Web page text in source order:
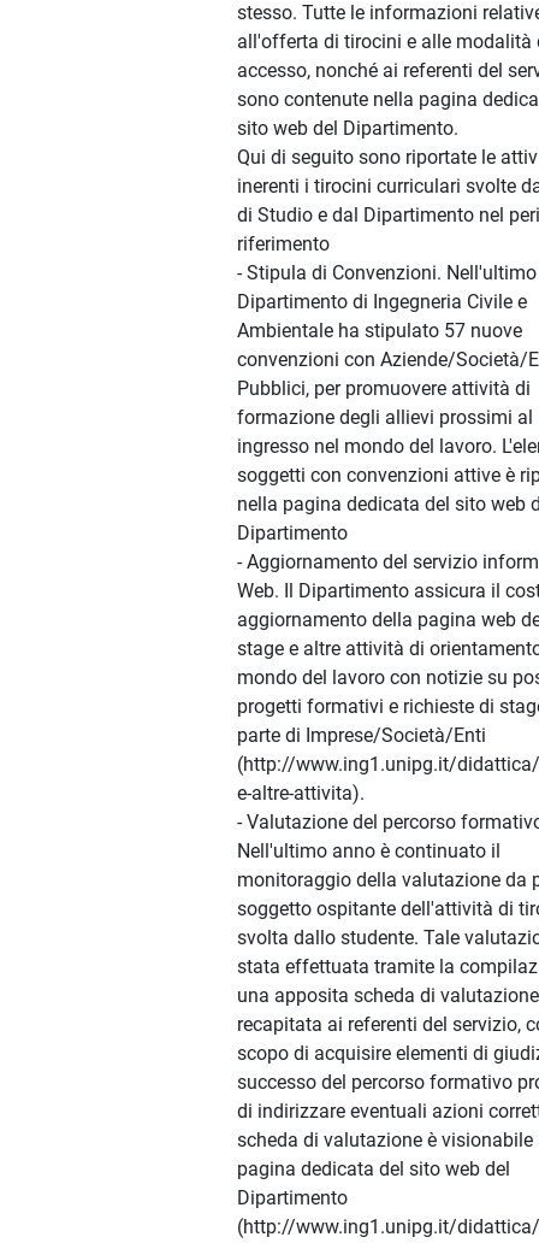
stesso. Tutte le informazioni
all'offerta di tirocini e alle modalità
accesso, nonché ai referenti del
sono contenute nella pagina
sito web del Dipartimento.
Qui di seguito sono riportate le
inerenti i tirocini curriculari svolte
di Studio e dal Dipartimento nel
riferimento
- Stipula di Convenzioni.
Dipartimento di Ingegneria Civile e
Ambientale ha stipulato 57 nuove
convenzioni con Aziende/Società/
Pubblici, per promuovere attività di
formazione degli allievi prossimi al
ingresso nel mondo del lavoro.
soggetti con convenzioni attive è
nella pagina dedicata del sito web
Dipartimento
- Aggiornamento del servizio
Web. Il Dipartimento assicura il
aggiornamento della pagina web
stage e altre attività di
mondo del lavoro con notizie su
progetti formativi e richieste di
parte di Imprese/Società/Enti
(http://www.ing1.unipg.it/
e-altre-attivita).
- Valutazione del percorso
Nell'ultimo anno è continuato il
monitoraggio della valutazione da
soggetto ospitante dell'attività di
svolta dallo studente. Tale
stata effettuata tramite la
una apposita scheda di valutazione
recapitata ai referenti del servizio,
scopo di acquisire elementi di
successo del percorso formativo
di indirizzare eventuali azioni
scheda di valutazione è visionabile
pagina dedicata del sito web del
Dipartimento
(http://www.ing1.unipg.it/